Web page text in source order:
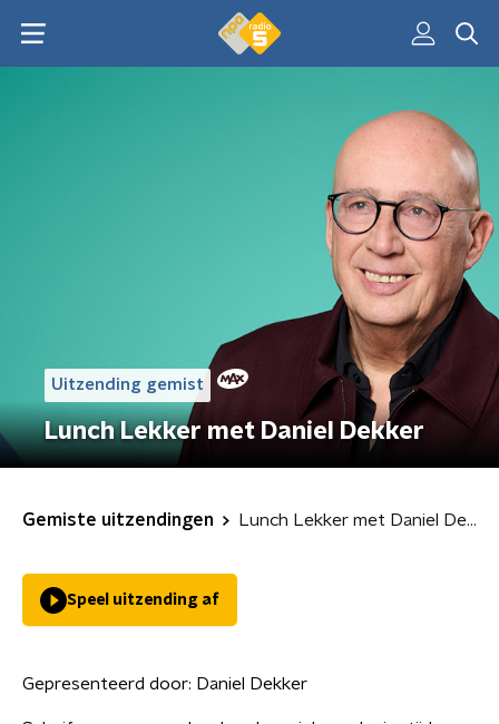
Uitzending gemist
Lunch Lekker met Daniel Dekker
Gemiste uitzendingen Lunch Lekker met Daniel Dekker
Speel uitzending af
Gepresenteerd door: Daniel Dekker